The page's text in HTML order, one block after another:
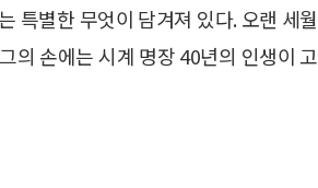
특별한 무엇이 담겨져 있다. 오랜 세월
의 손에는 시계 명장 40년의 인생이 고